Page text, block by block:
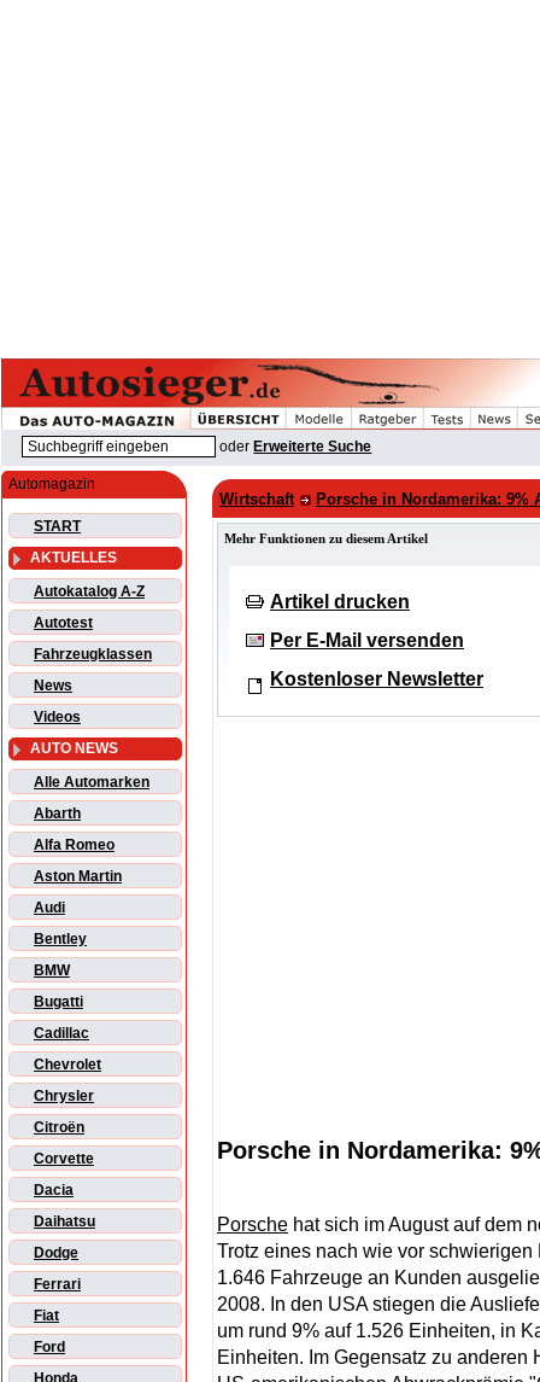
oder Erweiterte Suche
Automagazin
START
AKTUELLES
Autokatalog A-Z
Autotest
Fahrzeugklassen
News
Videos
AUTO NEWS
Alle Automarken
Abarth
Alfa Romeo
Aston Martin
Audi
Bentley
BMW
Bugatti
Cadillac
Chevrolet
Chrysler
Citroën
Corvette
Dacia
Daihatsu
Dodge
Ferrari
Fiat
Ford
Wirtschaft Porsche in Nordamerika: 9%
Mehr Funktionen zu diesem Artikel
Artikel drucken
Per E-Mail versenden
Kostenloser Newsletter
Porsche in Nordamerika:
Porsche hat sich im August auf dem
Trotz eines nach wie vor
1.646 Fahrzeuge an Kunden
2008. In den USA stiegen die
um rund 9% auf 1.526 Einheiten, in
Einheiten. Im Gegensatz zu anderen